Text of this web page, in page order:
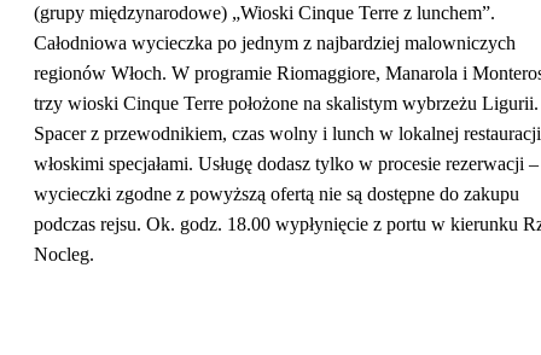
(grupy międzynarodowe) „Wioski Cinque Terre z lunchem”.
Całodniowa wycieczka po jednym z najbardziej malowniczych
regionów Włoch. W programie Riomaggiore, Manarola i
trzy wioski Cinque Terre położone na skalistym wybrzeżu Ligurii.
Spacer z przewodnikiem, czas wolny i lunch w lokalnej
włoskimi specjałami. Usługę dodasz tylko w procesie rezerwacji –
wycieczki zgodne z powyższą ofertą nie są dostępne do zakupu
podczas rejsu. Ok. godz. 18.00 wypłynięcie z portu w kierunku
Nocleg.